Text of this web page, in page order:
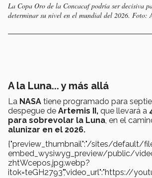
La Copa Oro de la Concacaf podría ser decisiva
determinar su nivel en el mundial del 2026. Foto:
A la Luna... y más allá
La NASA tiene programado para
despegue de Artemis II, que llevará a
para sobrevolar la Luna, en el
alunizar en el 2026.
{"preview_thumbnail":"/sites/default/
embed_wysiwyg_preview/public/
zhtWcepos.jpg.webp?
itok=teGH2793","video_url":"https://